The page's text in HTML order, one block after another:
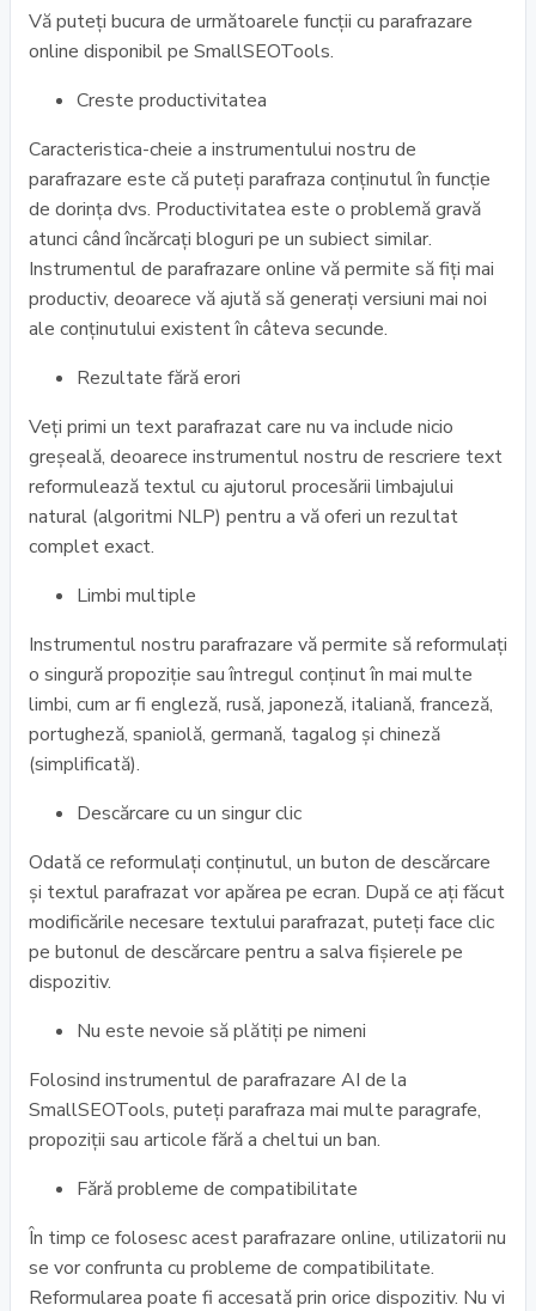
Vă puteți bucura de următoarele funcții cu parafrazare
online disponibil pe SmallSEOTools.
Creste productivitatea
Caracteristica-cheie a instrumentului nostru de
parafrazare este că puteți parafraza conținutul în funcție
de dorința dvs. Productivitatea este o problemă gravă
atunci când încărcați bloguri pe un subiect similar.
Instrumentul de parafrazare online vă permite să fiți mai
productiv, deoarece vă ajută să generați versiuni mai noi
ale conținutului existent în câteva secunde.
Rezultate fără erori
Veți primi un text parafrazat care nu va include nicio
greșeală, deoarece instrumentul nostru de rescriere text
reformulează textul cu ajutorul procesării limbajului
natural (algoritmi NLP) pentru a vă oferi un rezultat
complet exact.
Limbi multiple
Instrumentul nostru parafrazare vă permite să reformulați
o singură propoziție sau întregul conținut în mai multe
limbi, cum ar fi engleză, rusă, japoneză, italiană, franceză,
portugheză, spaniolă, germană, tagalog și chineză
(simplificată).
Descărcare cu un singur clic
Odată ce reformulați conținutul, un buton de descărcare
și textul parafrazat vor apărea pe ecran. După ce ați făcut
modificările necesare textului parafrazat, puteți face clic
pe butonul de descărcare pentru a salva fișierele pe
dispozitiv.
Nu este nevoie să plătiți pe nimeni
Folosind instrumentul de parafrazare AI de la
SmallSEOTools, puteți parafraza mai multe paragrafe,
propoziții sau articole fără a cheltui un ban.
Fără probleme de compatibilitate
În timp ce folosesc acest parafrazare online, utilizatorii nu
se vor confrunta cu probleme de compatibilitate.
Reformularea poate fi accesată prin orice dispozitiv. Nu vi